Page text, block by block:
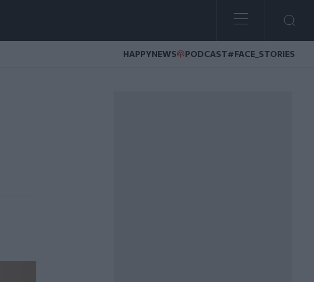
HAPPYNEWS PODCAST#FACE_STORIES